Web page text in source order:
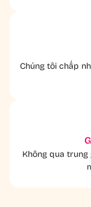
Chúng tôi chấp
Không qua